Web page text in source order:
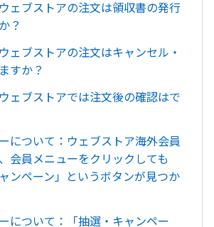
ェブストアの注文は領収書の発行
？
ェブストアの注文はキャンセル・
すか？
ェブストアでは注文後の確認はで
について：ウェブストア海外会員
会員メニューをクリックしても
ンペーン」というボタンが見つか
について：「抽選・キャンペー